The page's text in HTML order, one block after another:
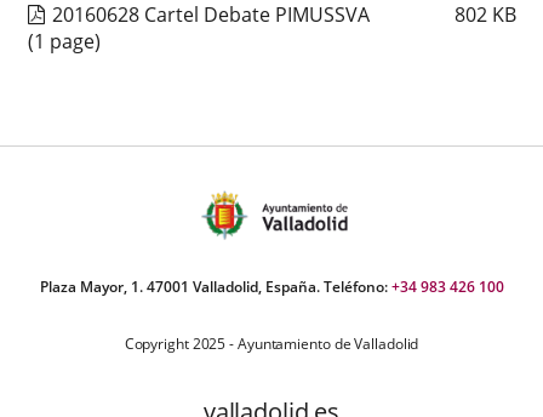
20160628 Cartel Debate PIMUSSVA 802 KB
(1 page)
Plaza Mayor, 1. 47001 Valladolid, España. Teléfono:+34 983 426 100
Copyright 2025 - Ayuntamiento de Valladolid